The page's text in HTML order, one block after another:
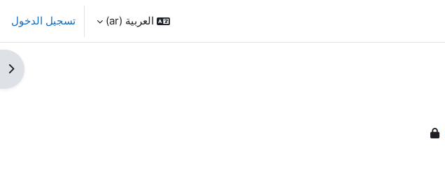
العربية ‎(ar)‎ تسجيل الدخول